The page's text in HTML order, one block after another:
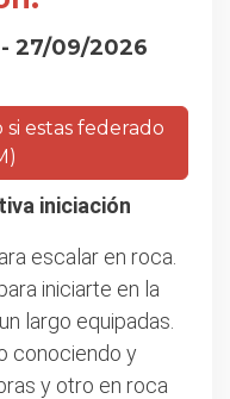
- 27/09/2026
estas federado
iniciación
escalar en roca.
iniciarte en la
largo equipadas.
conociendo y
y otro en roca